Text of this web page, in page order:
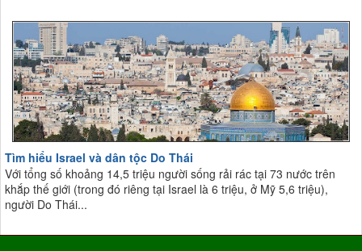
Tìm hiểu Israel và dân tộc Do Thái
Với tổng số khoảng 14,5 triệu người sống rải rác tại 73 nước trên
khắp thế giới (trong đó riêng tại Israel là 6 triệu, ở Mỹ 5,6 triệu),
người Do Thái...